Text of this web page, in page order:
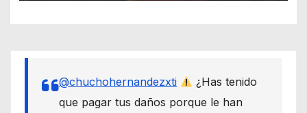
@chuchohernandezxti
¿Has tenido
que pagar tus daños porque le han